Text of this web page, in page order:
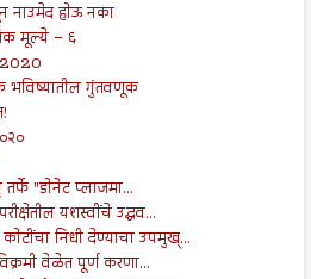
नाउमेद होऊ नका
मूल्ये – ६
2020
भविष्यातील गुंतवणूक
तर्फे "डोनेट प्लाजमा...
यशस्वींचे उद्धव...
निधी देण्याचा उपमुख्...
वेळेत पूर्ण करणा...